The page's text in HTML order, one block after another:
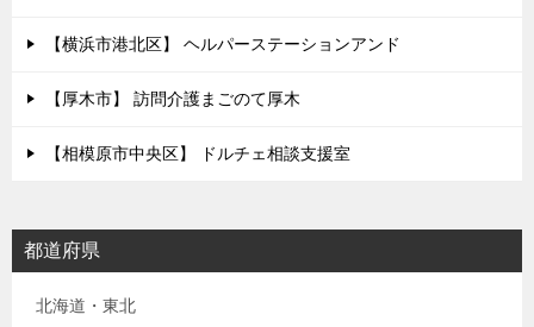
【横浜市港北区】 ヘルパーステーションアンド
【厚木市】 訪問介護まごのて厚木
【相模原市中央区】 ドルチェ相談支援室
都道府県
北海道・東北